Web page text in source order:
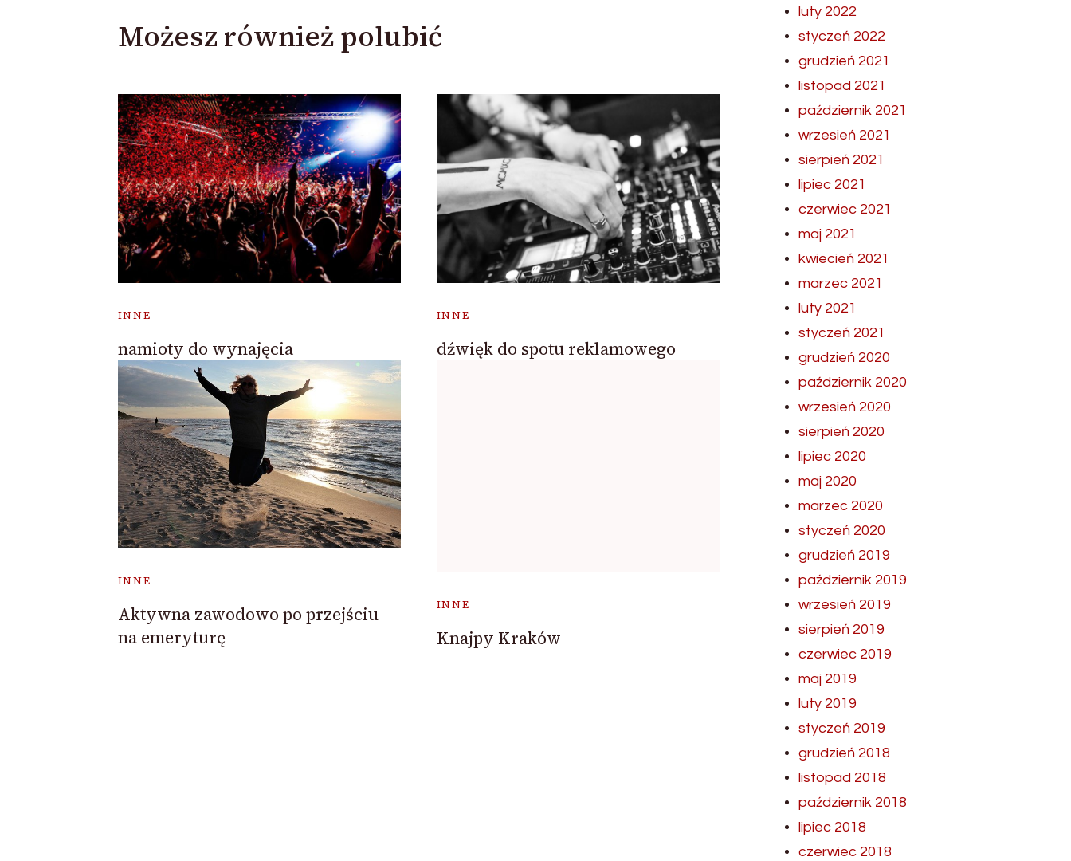
Możesz również polubić
INNE
namioty do wynajęcia
INNE
dźwięk do spotu reklamowego
INNE
Aktywna zawodowo po przejściu
na emeryturę
INNE
Knajpy Kraków
luty 2022
styczeń 2022
grudzień 2021
listopad 2021
październik 2021
wrzesień 2021
sierpień 2021
lipiec 2021
czerwiec 2021
maj 2021
kwiecień 2021
marzec 2021
luty 2021
styczeń 2021
grudzień 2020
październik 2020
wrzesień 2020
sierpień 2020
lipiec 2020
maj 2020
marzec 2020
styczeń 2020
grudzień 2019
październik 2019
wrzesień 2019
sierpień 2019
czerwiec 2019
maj 2019
luty 2019
styczeń 2019
grudzień 2018
listopad 2018
październik 2018
lipiec 2018
czerwiec 2018